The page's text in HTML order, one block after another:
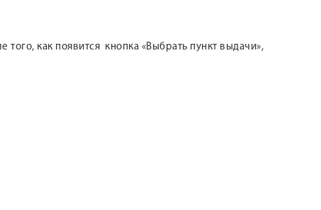
как появится кнопка «Выбрать пункт выдачи»,